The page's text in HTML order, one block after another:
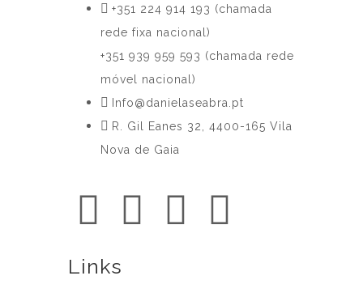
‎+351 224 914 193 (chamada
rede fixa nacional)
+351 939 959 593 (chamada rede
móvel nacional)
Info@danielaseabra.pt
R. Gil Eanes 32, 4400-165 Vila
Nova de Gaia
Links